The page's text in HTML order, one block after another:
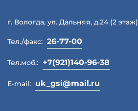
г. Вологда, ул. Дальняя, д.24 (2 этаж)
Тел./факс: 26-77-00
Тел.моб.: +7(921)140-96-38
E-mail: uk_gsi@mail.ru